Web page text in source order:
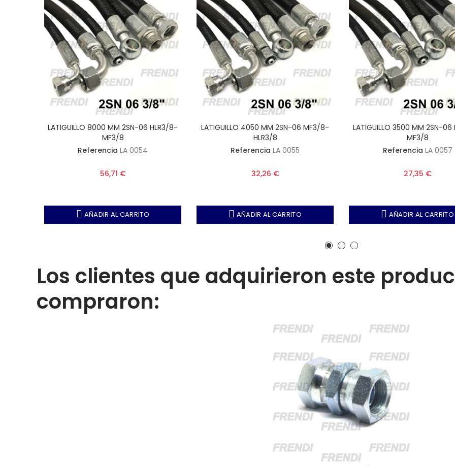
LATIGUILLO 8000 MM 2SN-06 HLR3/8-
MF3/8
Referencia LA 0054
56,71 €
AÑADIR AL CARRITO
LATIGUILLO 4050 MM 2SN-06 MF3/8-
HLR3/8
Referencia LA 0055
32,26 €
AÑADIR AL CARRITO
LATIGUILLO 3500 MM 2SN-
MF3/8
Referencia LA 0057
27,35 €
AÑADIR AL CARRITO
Los clientes que adquirieron este
compraron: